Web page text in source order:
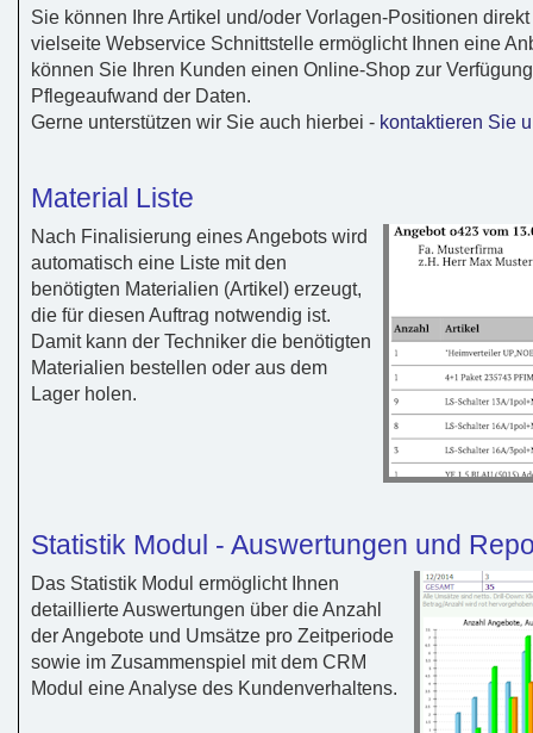
Sie können Ihre Artikel und/oder Vorlagen-Positionen
vielseite Webservice Schnittstelle ermöglicht Ihnen eine
können Sie Ihren Kunden einen Online-Shop zur
Pflegeaufwand der Daten.
Gerne unterstützen wir Sie auch hierbei - kontaktieren Sie
Material Liste
Nach Finalisierung eines Angebots wird
automatisch eine Liste mit den
benötigten Materialien (Artikel) erzeugt,
die für diesen Auftrag notwendig ist.
Damit kann der Techniker die benötigten
Materialien bestellen oder aus dem
Lager holen.
Statistik Modul - Auswertungen und
Das Statistik Modul ermöglicht Ihnen
detaillierte Auswertungen über die Anzahl
der Angebote und Umsätze pro Zeitperiode
sowie im Zusammenspiel mit dem CRM
Modul eine Analyse des Kundenverhaltens.